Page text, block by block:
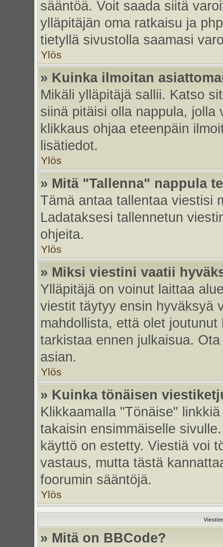
sääntöä. Voit saada siitä
ylläpitäjän oma ratkaisu ja
tietyllä sivustolla saamasi
Ylös
» Kuinka ilmoitan
Mikäli ylläpitäjä sallii. Katso
siinä pitäisi olla nappula, jolla
klikkaus ohjaa eteenpäin
lisätiedot.
Ylös
» Mitä "Tallenna" nappula
Tämä antaa tallentaa viestisi
Ladataksesi tallennetun
ohjeita.
Ylös
» Miksi viestini vaatii
Ylläpitäjä on voinut laittaa
viestit täytyy ensin hyväksyä
mahdollista, että olet
tarkistaa ennen julkaisua.
asian.
Ylös
» Kuinka tönäisen
Klikkaamalla "Tönäise"
takaisin ensimmäiselle
käyttö on estetty. Viestiä voi
vastaus, mutta tästä
foorumin sääntöjä.
Ylös
» Mitä on BBCode?